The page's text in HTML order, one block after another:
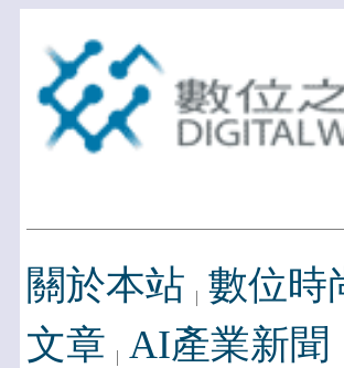
關於本站 數位時
文章 AI產業新聞